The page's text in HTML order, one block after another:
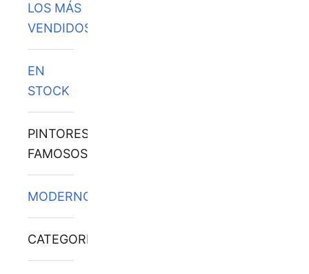
LOS MÁS
VENDIDOS
EN
STOCK
PINTORES
FAMOSOS
MODERNOS
CATEGORÍAS